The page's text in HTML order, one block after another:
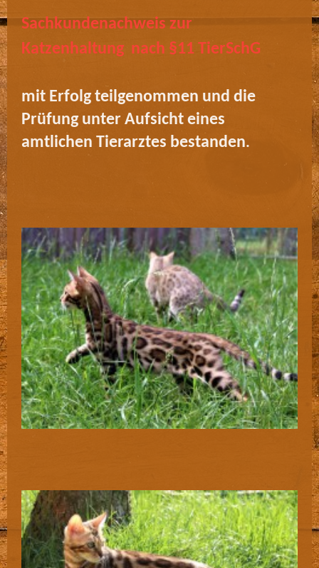
Sachkundenachweis zur
Katzenhaltung nach §11 TierSchG
mit Erfolg teilgenommen und die
Prüfung unter Aufsicht eines
amtlichen Tierarztes bestanden.